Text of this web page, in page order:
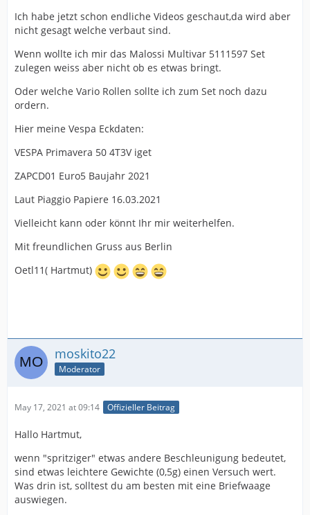
Ich habe jetzt schon endliche Videos geschaut,da wird aber
nicht gesagt welche verbaut sind.
Wenn wollte ich mir das Malossi Multivar 5111597 Set
zulegen weiss aber nicht ob es etwas bringt.
Oder welche Vario Rollen sollte ich zum Set noch dazu
ordern.
Hier meine Vespa Eckdaten:
VESPA Primavera 50 4T3V iget
ZAPCD01 Euro5 Baujahr 2021
Laut Piaggio Papiere 16.03.2021
Vielleicht kann oder könnt Ihr mir weiterhelfen.
Mit freundlichen Gruss aus Berlin
Oetl11( Hartmut)
moskito22
Moderator
May 17, 2021 at 09:14 Offizieller Beitrag
Hallo Hartmut,
wenn "spritziger" etwas andere Beschleunigung bedeutet,
sind etwas leichtere Gewichte (0,5g) einen Versuch wert.
Was drin ist, solltest du am besten mit eine Briefwaage
auswiegen.